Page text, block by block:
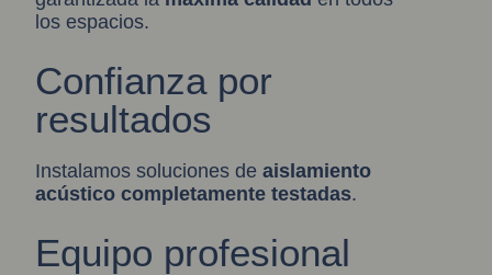
los espacios.
Confianza por
resultados
Instalamos soluciones de aislamiento
acústico completamente testadas.
Equipo profesional